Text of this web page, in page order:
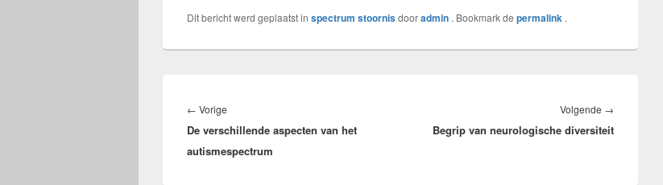
Dit bericht werd geplaatst in spectrum stoornisdooradmin . Bookmark de permalink .
navigatie
← Vorige
bericht:
De verschillende aspecten van het
autismespectrum
Volgende →
bericht:
Begrip van neurologische diversiteit